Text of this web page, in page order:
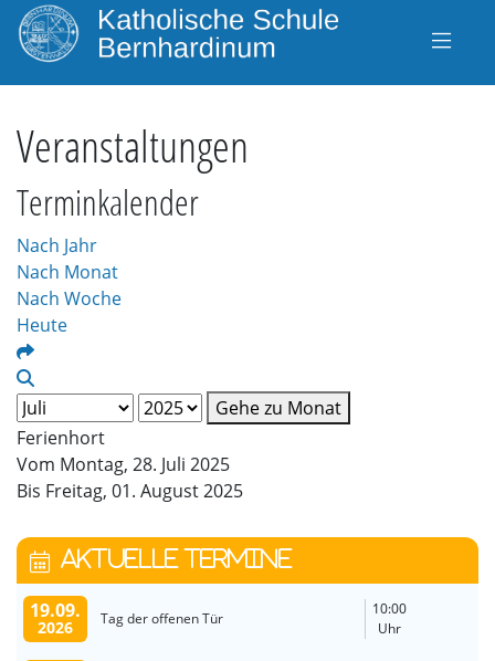
Veranstaltungen
Terminkalender
Nach Jahr
Nach Monat
Nach Woche
Heute
Gehe zu Monat
Ferienhort
Vom Montag, 28. Juli 2025
Bis Freitag, 01. August 2025
AKTUELLE TERMINE
19.09.
2026 Tag der offenen Tür
10:00
Uhr